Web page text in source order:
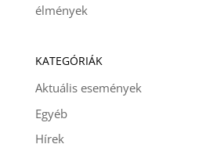
élmények
KATEGÓRIÁK
Aktuális események
Egyéb
Hírek